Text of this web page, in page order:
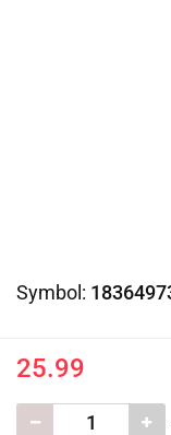
Symbol:
25.99